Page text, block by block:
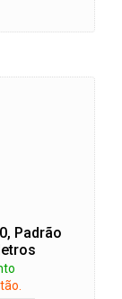
Padrão